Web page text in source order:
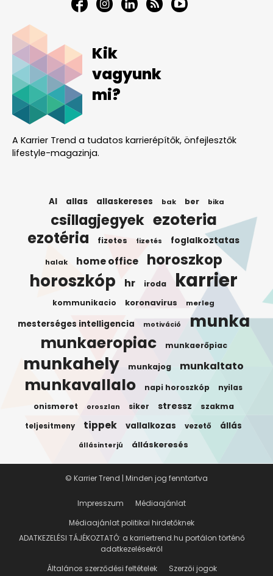
Kik
vagyunk
mi?
A Karrier Trend a tudatos karrierépítők, önfejlesztők
lifestyle-magazinja.
AI allas allaskereses bak ber bika
csillagjegyek ezoteria
ezotéria fizetes fizetés foglalkoztatas
halak home office horoszkop
horoszkóp hr iroda karrier
kommunikacio koronavirus merleg
mesterséges intelligencia motiváció munka
munkaeropiac munkaerőpiac
munkahely munkajog munkaltato
munkavallalo napi horoszkóp nyilas
onismeret oroszlan siker stressz szakma
teljesitmeny tippek vallalkozas vezető állás
állásinterjú álláskeresés
Impresszum
Médiaajánlat
Médiaajánlat politikai hirdetőknek
ADATKEZELÉSI TÁJÉKOZTATÓ: a karriertrend.hu portálon történő
adatkezelésekről
Általános szerződési feltételek
Szerzői jogok
© Karrier Trend | Minden jog fenntartva